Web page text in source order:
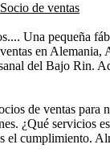
Socio de ventas
Una pequeña
en Alemania,
del Bajo Rin.
de ventas para
¿Qué servicios
el cumplimiento.